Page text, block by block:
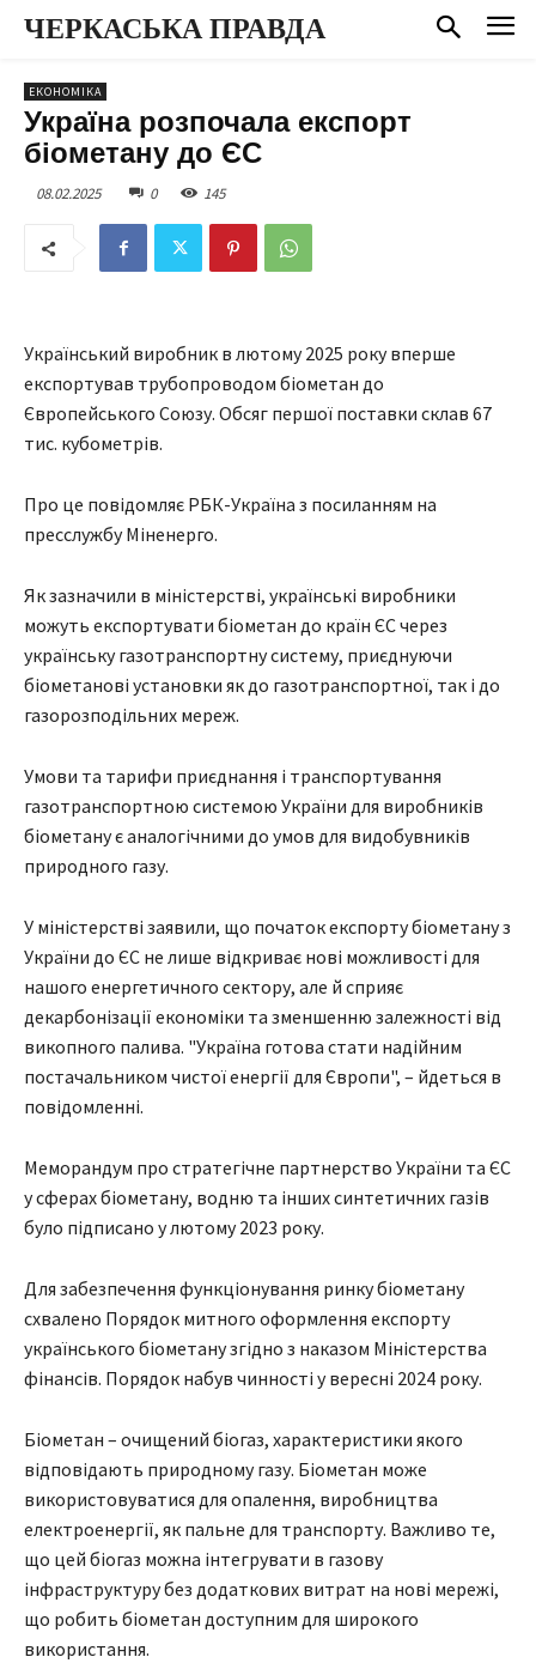
ЧЕРКАСЬКА ПРАВДА
ЕКОНОМІКА
Україна розпочала експорт
біометану до ЄС
08.02.2025 0 145
Український виробник в лютому 2025 року вперше
експортував трубопроводом біометан до
Європейського Союзу. Обсяг першої поставки склав 67
тис. кубометрів.
Про це повідомляє РБК-Україна з посиланням на
пресслужбу Міненерго.
Як зазначили в міністерстві, українські виробники
можуть експортувати біометан до країн ЄС через
українську газотранспортну систему, приєднуючи
біометанові установки як до газотранспортної, так і до
газорозподільних мереж.
Умови та тарифи приєднання і транспортування
газотранспортною системою України для виробників
біометану є аналогічними до умов для видобувників
природного газу.
У міністерстві заявили, що початок експорту біометану з
України до ЄС не лише відкриває нові можливості для
нашого енергетичного сектору, але й сприяє
декарбонізації економіки та зменшенню залежності від
викопного палива. "Україна готова стати надійним
постачальником чистої енергії для Європи", – йдеться в
повідомленні.
Меморандум про стратегічне партнерство України та ЄС
у сферах біометану, водню та інших синтетичних газів
було підписано у лютому 2023 року.
Для забезпечення функціонування ринку біометану
схвалено Порядок митного оформлення експорту
українського біометану згідно з наказом Міністерства
фінансів. Порядок набув чинності у вересні 2024 року.
Біометан – очищений біогаз, характеристики якого
відповідають природному газу. Біометан може
використовуватися для опалення, виробництва
електроенергії, як пальне для транспорту. Важливо те,
що цей біогаз можна інтегрувати в газову
інфраструктуру без додаткових витрат на нові мережі,
що робить біометан доступним для широкого
використання.